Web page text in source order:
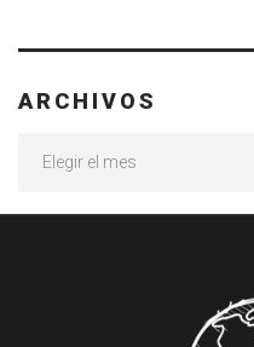
ARCHIVOS